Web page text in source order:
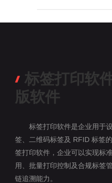
标签打印软
版软件
标签打印软件是企业用于
签、二维码标签及 RFID 标签
签打印软件，企业可以实现标
用、批量打印控制及合规标签
链追溯能力。